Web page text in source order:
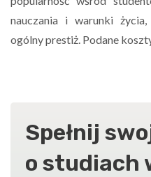
nauczania i warunki życia,
ogólny prestiż. Podane
Spełnij
o studiach